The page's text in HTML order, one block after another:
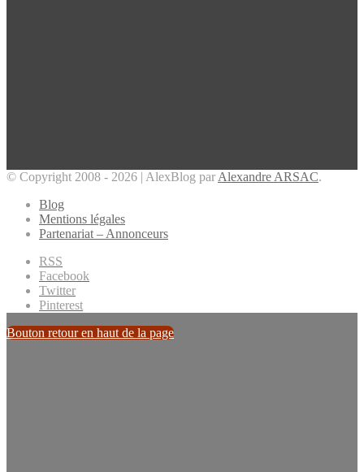
© Copyright 2008 - 2026 | AlexBlog par Alexandre ARSAC.
Blog
Mentions légales
Partenariat – Annonceurs
RSS
Facebook
Twitter
Pinterest
Bouton retour en haut de la page